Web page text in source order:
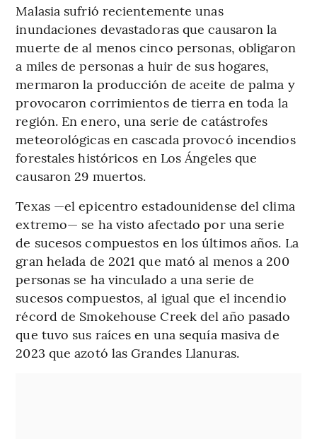
Malasia sufrió recientemente unas
inundaciones devastadoras que causaron la
muerte de al menos cinco personas, obligaron
a miles de personas a huir de sus hogares,
mermaron la producción de aceite de palma y
provocaron corrimientos de tierra en toda la
región. En enero, una serie de catástrofes
meteorológicas en cascada provocó incendios
forestales históricos en Los Ángeles que
causaron 29 muertos.
Texas —el epicentro estadounidense del clima
extremo— se ha visto afectado por una serie
de sucesos compuestos en los últimos años. La
gran helada de 2021 que mató al menos a 200
personas se ha vinculado a una serie de
sucesos compuestos, al igual que el incendio
récord de Smokehouse Creek del año pasado
que tuvo sus raíces en una sequía masiva de
2023 que azotó las Grandes Llanuras.